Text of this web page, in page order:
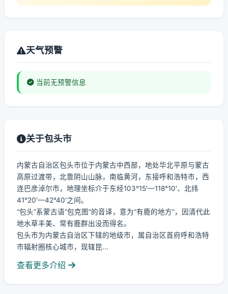
天气预警
当前无预警信息
关于包头市
内蒙古自治区包头市位于内蒙古中西部，地处华北平原与蒙古
高原过渡带，北靠阴山山脉，南临黄河，东接呼和浩特市，西
连巴彦淖尔市，地理坐标介于东经103°15′—118°10′、北纬
41°20′—42°40′之间。
“包头”系蒙古语“包克图”的音译，意为“有鹿的地方”，因清代此
地水草丰美、常有鹿群出没而得名。
包头市为内蒙古自治区下辖的地级市，属自治区首府呼和浩特
市辐射圈核心城市，现辖昆...
查看更多介绍